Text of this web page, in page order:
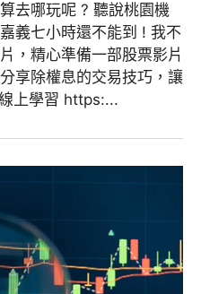
去哪玩呢 ? 聽說桃園機
義七小時還不能到 ! 我不
，精心準備一部股票影片
享除權息的交易技巧，讓
上學習 https:...